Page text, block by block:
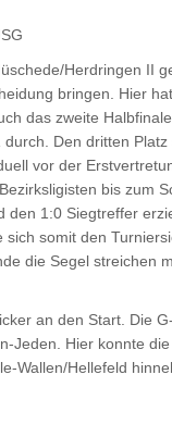
Herdringen II
bringen. Hier
das zweite
Den dritten
vor der
bis zum
den 1:0 Siegtreffer
somit den
die Segel streichen
an den Start. Die
Jeden. Hier konnte
Wallen/Hellefeld